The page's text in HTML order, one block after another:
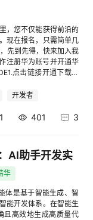
，您不仅能获得前沿的
现在报名，只需简单几
先到先得，快来加入我
注册华为账号并开通华
点击链接开通下载华
（首次使用需开通套
能体模式下开发Web应
取条件】：4.到场参加
与码道技术交流（在
链接：cid:link_25.填
工作日内完成发放，
请在有效期内使用）：
开发者
1 401 3
AI助手开发实
华
体是基于智能生成、智
能开发体系。在智能生
且高效地生成高质量代